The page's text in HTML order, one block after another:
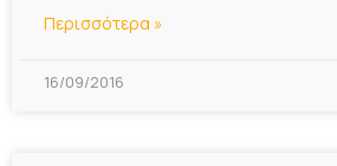
Περισσότερα »
16/09/2016